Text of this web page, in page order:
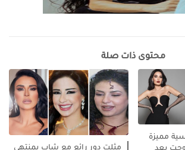
محتوى ذات صلة
مميزة
بعد
مثلت دور رائع مع شاب بمنتهى